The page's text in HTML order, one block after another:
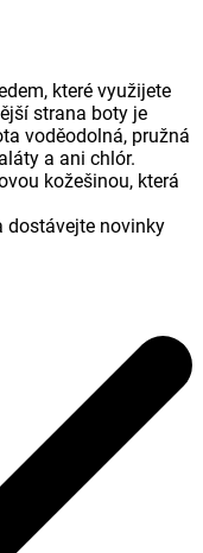
které využijete
strana boty je
voděodolná, pružná
a ani chlór.
kožešinou, která
dostávejte novinky